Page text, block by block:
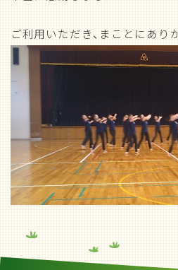
ご利用いただき、まことにあり